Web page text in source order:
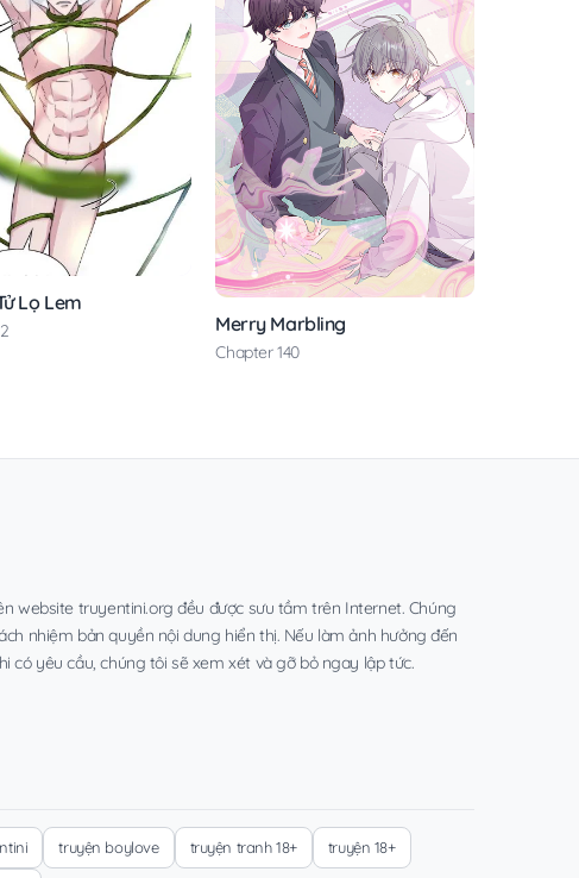
Lọ Lem
Merry Marbling
Chapter 140
website truyentini.org đều được sưu tầm trên Internet. Chúng
nhiệm bản quyền nội dung hiển thị. Nếu làm ảnh hưởng đến
có yêu cầu, chúng tôi sẽ xem xét và gỡ bỏ ngay lập tức.
truyện boylove truyện tranh 18+ truyện 18+